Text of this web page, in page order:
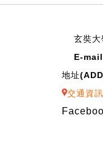
玄奘
E-mail
地址
交通資